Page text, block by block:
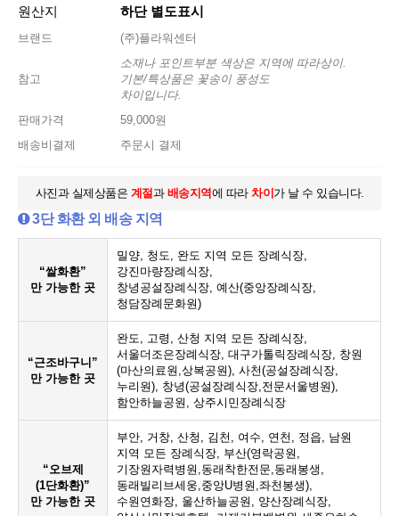
원산지 하단 별도표시
브랜드 (주)플라워센터
참고
소재나 포인트부분 색상은 지역에 따라상이.
기본/특상품은 꽃송이 풍성도
차이입니다.
판매가격
59,000원
배송비결제
주문시 결제
사진과 실제상품은 계절과 배송지역에 따라 차이 가 날 수 있습니다.
3단 화환 외 배송 지역
“쌀화환”
만 가능한 곳
밀양, 청도, 완도 지역 모든 장례식장,
강진마량장례식장,
창녕공설장례식장, 예산(중앙장례식장,
청담장례문화원)
“근조바구니”
만 가능한 곳
완도, 고령, 산청 지역 모든 장례식장,
서울더조은장례식장, 대구가톨릭장례식장, 창원
(마산의료원,상복공원), 사천(공설장례식장,
누리원), 창녕(공설장례식장,전문서울병원),
함안하늘공원, 상주시민장례식장
“오브제
(1단화환)”
만 가능한 곳
부안, 거창, 산청, 김천, 여수, 연천, 정읍, 남원
지역 모든 장례식장, 부산(영락공원,
기장원자력병원,동래착한전문,동래봉생,
동래빌리브세웅,중앙U병원,좌천봉생),
수원연화장, 울산하늘공원, 양산장례식장,